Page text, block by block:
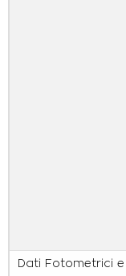
Dati Fotometrici